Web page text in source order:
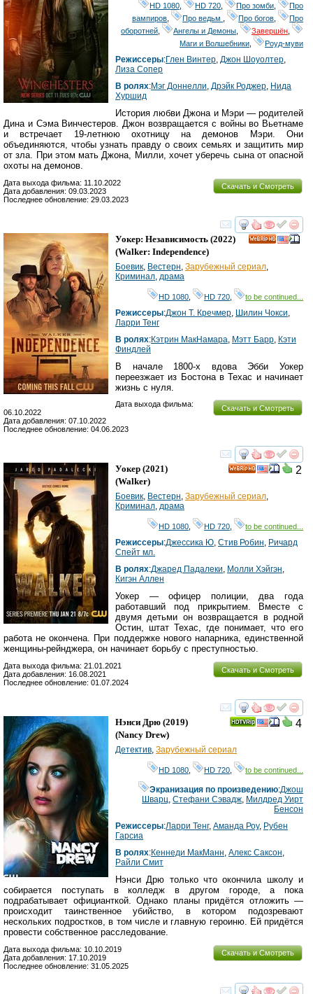
HD 1080 HD 720 Про зомби
Про
вампиров
Про ведьм Про богов
Про
оборотней
Ангелы и Демоны Завершён
Маги и Волшебники
Роуд-муви
Режиссеры:Глен Винтер Джон Шоуолтер
Лиза Сопер
В ролях:Мэг Доннелли Дрэйк Роджер Нида
Хуршид
История любви Джона и Мэри — родителей
Дина и Сэма Винчестеров. Джон возвращается с войны во Вьетнаме
и встречает 19-летнюю охотницу на демонов Мэри. Они
объединяются, чтобы узнать правду о своих семьях и защитить мир
от зла. При этом мать Джона, Милли, хочет уберечь сына от опасной
охоты на демонов.
Скачать и Смотреть
Дата выхода фильма: 11.10.2022
Дата добавления: 09.03.2023
Последнее обновление: 29.03.2023
смотреть
Уокер: Независимость (2022)
(Walker: Independence)
Боевик Вестерн Зарубежный сериал
Криминал драма
HD 1080 HD 720 to be continued...
Режиссеры:Джон Т. Кречмер Шилин Чокси
Ларри Тенг
В ролях:Кэтрин МакНамара Мэтт Барр Кэти
Финдлей
В начале 1800-х вдова Эбби Уокер
переезжает из Бостона в Техас и начинает
жизнь с нуля.
Скачать и Смотреть
Дата выхода фильма:
06.10.2022
Дата добавления: 07.10.2022
Последнее обновление: 04.06.2023
смотреть
2
Уокер (2021)
(Walker)
Боевик, Вестерн, Зарубежный сериал,
Криминал, драма
HD 1080 HD 720 to be continued...
Режиссеры:Джессика Ю, Стив Робин, Ричард
Спейт мл.
В ролях:Джаред Падалеки, Молли Хэйгэн,
Кигэн Аллен
Уокер — офицер полиции, два года
работавший под прикрытием. Вместе с
двумя детьми он возвращается в родной
Остин, штат Техас, где понимает, что его
работа не окончена. При поддержке нового напарника, единственной
женщины-рейнджера, он начинает борьбу с преступностью.
Скачать и Смотреть
Дата выхода фильма: 21.01.2021
Дата добавления: 16.08.2021
Последнее обновление: 01.07.2024
смотреть
4
Нэнси Дрю (2019)
(Nancy Drew)
Детектив, Зарубежный сериал
HD 1080 HD 720 to be continued...
Экранизация по произведению:Джош
Шварц,Стефани Сэвадж, Милдред Уирт
Бенсон
Режиссеры:Ларри Тенг, Аманда Роу, Рубен
Гарсиа
В ролях:Кеннеди МакМанн, Алекс Саксон,
Райли Смит
Нэнси Дрю только что окончила школу и
собирается поступать в колледж в другом городе, а пока
подрабатывает официанткой. Однако планы придётся отложить —
происходит таинственное убийство, в котором подозревают
нескольких подростков, в том числе и главную героиню. Ей придётся
провести собственное расследование.
Скачать и Смотреть
Дата выхода фильма: 10.10.2019
Дата добавления: 17.10.2019
Последнее обновление: 31.05.2025